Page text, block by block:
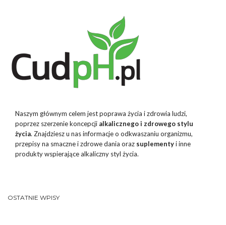
Naszym głównym celem jest poprawa życia i zdrowia ludzi,
poprzez szerzenie koncepcji alkalicznego i zdrowego stylu
życia. Znajdziesz u nas informacje o odkwaszaniu organizmu,
przepisy na smaczne i zdrowe dania oraz suplementyi inne
produkty wspierające alkaliczny styl życia.
OSTATNIE WPISY